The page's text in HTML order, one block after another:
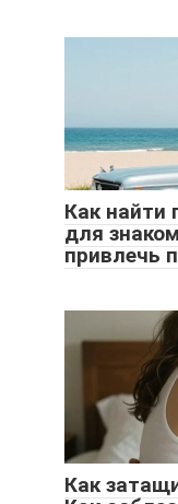
Как найти
для
привлечь
Как